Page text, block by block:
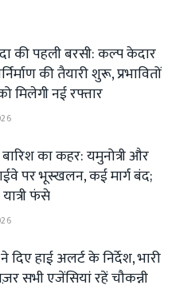
की पहली बरसी: कल्प केदार
की तैयारी शुरू, प्रभावितों
मिलेगी नई रफ्तार
का कहर: यमुनोत्री और
पर भूस्खलन, कई मार्ग बंद;
फंसे
दिए हाई अलर्ट के निर्देश, भारी
सभी एजेंसियां रहें चौकन्नी